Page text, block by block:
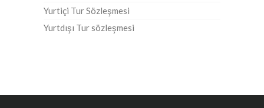
Yurtiçi Tur Sözleşmesi
Yurtdışı Tur sözleşmesi